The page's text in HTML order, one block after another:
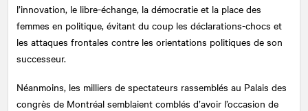
l’innovation, le libre-échange, la démocratie et la place des
femmes en politique, évitant du coup les déclarations-chocs et
les attaques frontales contre les orientations politiques de son
successeur.
Néanmoins, les milliers de spectateurs rassemblés au Palais des
congrès de Montréal semblaient comblés d’avoir l’occasion de